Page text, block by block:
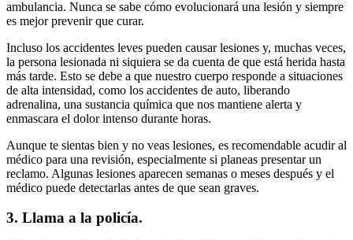
ambulancia. Nunca se sabe cómo evolucionará una lesión y siempre
es mejor prevenir que curar.
Incluso los accidentes leves pueden causar lesiones y, muchas veces,
la persona lesionada ni siquiera se da cuenta de que está herida hasta
más tarde. Esto se debe a que nuestro cuerpo responde a situaciones
de alta intensidad, como los accidentes de auto, liberando
adrenalina, una sustancia química que nos mantiene alerta y
enmascara el dolor intenso durante horas.
Aunque te sientas bien y no veas lesiones, es recomendable acudir al
médico para una revisión, especialmente si planeas presentar un
reclamo. Algunas lesiones aparecen semanas o meses después y el
médico puede detectarlas antes de que sean graves.
3. Llama a la policía.